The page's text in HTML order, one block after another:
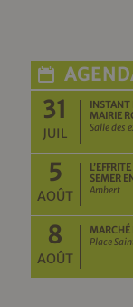
31
JUIL
MAIRIE
Salle des
5
AOÛT
SEMER
Ambert
8
AOÛT
MARCHÉ
Place